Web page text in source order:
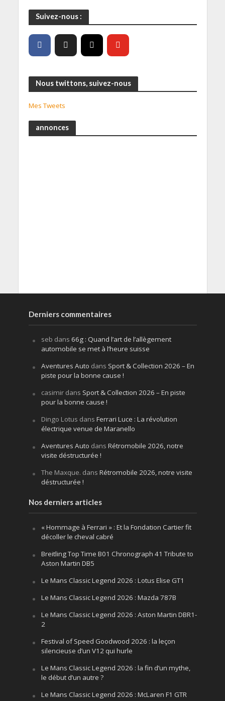
Suivez-nous :
Nous twittons, suivez-nous
Mes Tweets
annonces
Derniers commentaires
seb dans 66g : Quand l’art de l’allègement
automobile se met à l’heure suisse
Aventures Auto dans Sport & Collection 2026 – En
piste pour la bonne cause !
casimirdans Sport & Collection 2026 – En piste
pour la bonne cause !
Dingo Lotus dans Ferrari Luce : La révolution
électrique venue de Maranello
Aventures Auto dans Rétromobile 2026, notre
visite déstructurée !
The Maxque. dans Rétromobile 2026, notre visite
déstructurée !
Nos derniers articles
« Hommage à Ferrari » : Et la Fondation Cartier fit
décoller le cheval cabré
Breitling Top Time B01 Chronograph 41 Tribute to
Aston Martin DB5
Le Mans Classic Legend 2026 : Lotus Elise GT1
Le Mans Classic Legend 2026 : Mazda 787B
Le Mans Classic Legend 2026 : Aston Martin DBR1-
2
Festival of Speed Goodwood 2026 : la leçon
silencieuse d’un V12 qui hurle
Le Mans Classic Legend 2026 : la fin d’un mythe,
le début d’un autre ?
Le Mans Classic Legend 2026 : McLaren F1 GTR